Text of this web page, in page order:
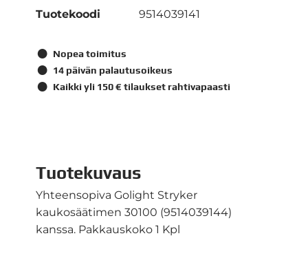
Tuotekoodi 9514039141
Nopea toimitus
14 päivän palautusoikeus
Kaikki yli 150 € tilaukset rahtivapaasti
Tuotekuvaus
Yhteensopiva Golight Stryker
kaukosäätimen 30100 (9514039144)
kanssa. Pakkauskoko 1 Kpl